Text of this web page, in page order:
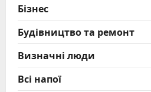
Бізнес
Будівництво та ремонт
Визначні люди
Всі напої